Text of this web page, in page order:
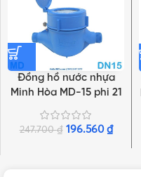
Đồng hồ nước nhựa
Minh Hòa MD-15 phi 21
247.700₫ 196.560 ₫